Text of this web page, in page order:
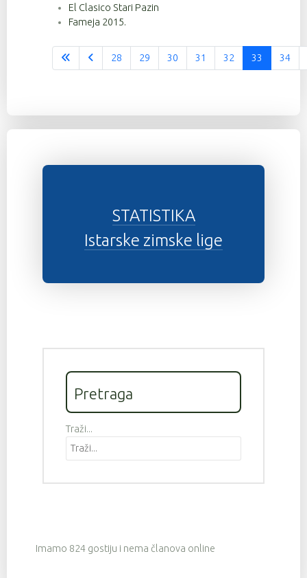
El Clasico Stari Pazin
Fameja 2015.
Stranica 33 od 37
28 29 30 31 32 33 34
STATISTIKA
Istarske zimske lige
Pretraga
Traži...
Imamo 824 gostiju i nema članova online